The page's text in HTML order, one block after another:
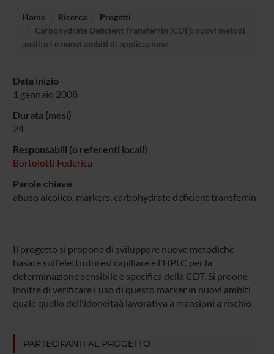
Home Ricerca
Progetti
Carbohydrate Deficient Transferrin (CDT): nuovi metodi
analitici e nuovi ambiti di applicazione
Data inizio
1 gennaio 2008
Durata (mesi)
24
Responsabili (o referenti locali)
Bortolotti Federica
Parole chiave
abuso alcolico, markers, carbohydrate deficient transferrin
Il progetto si propone di sviluppare nuove metodiche
basate sull'elettroforesi capillare e l'HPLC per la
determinazione sensibile e specifica della CDT. Si proone
inoltre di verificare l'uso di questo marker in nuovi ambiti
quale quello dell'idoneitaà lavorativa a mansioni a rischio
PARTECIPANTI AL PROGETTO